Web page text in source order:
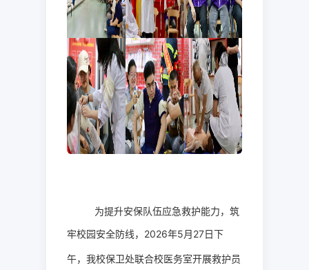
为提升安保队伍应急救护能力，筑
牢校园安全防线， 2026年5月27日下
午，我校保卫处联合校医务室开展救护员